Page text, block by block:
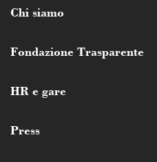
Chi siamo
Fondazione Trasparente
HR e gare
Press